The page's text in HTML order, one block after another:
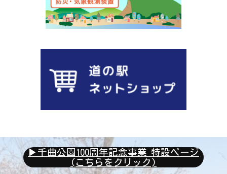
防災・環境整備
〒386-1106
長野県上田市小泉字塩田川原2575番地2
TEL:0268-75-0587 FAX:0268-75-0586
▶︎千曲公園100周年記念事業 特設ページ
(こちらをクリック)